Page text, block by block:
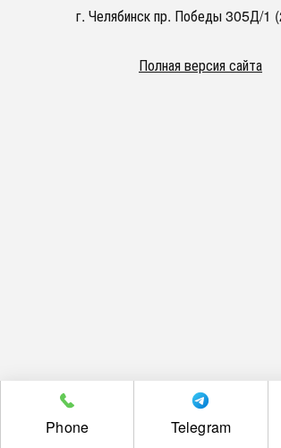
г. Челябинск пр. Победы 305Д/1
Полная версия сайта
Phone Telegram